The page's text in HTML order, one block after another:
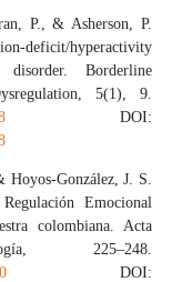
P., & Asherson, P.
deficit/hyperactivity
Borderline
5(1), 9.
DOI:
González, J. S.
Emocional
colombiana. Acta
225–248.
DOI: